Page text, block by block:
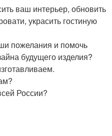
ваш интерьер, обновить
украсить гостиную
пожелания и помочь
будущего изделия?
России?